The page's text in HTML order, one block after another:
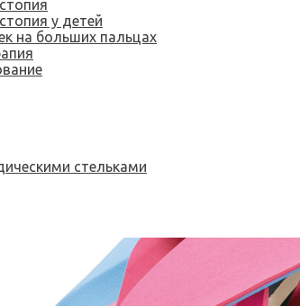
у детей
на больших пальцах
стельками